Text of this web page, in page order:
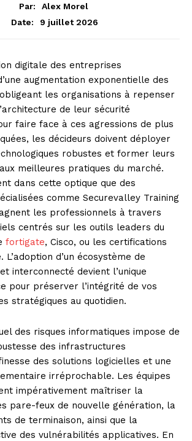
Par:
Alex Morel
Date:
9 juillet 2026
digitale des entreprises
augmentation exponentielle des
les organisations à repenser
de leur sécurité
faire face à ces agressions de plus
les décideurs doivent déployer
robustes et former leurs
meilleures pratiques du marché.
dans cette optique que des
comme Securevalley Training
les professionnels à travers
centrés sur les outils leaders du
fortigate, Cisco, ou les certifications
L’adoption d’un écosystème de
interconnecté devient l’unique
pour préserver l’intégrité de vos
stratégiques au quotidien.
des risques informatiques impose de
des infrastructures
des solutions logicielles et une
irréprochable. Les équipes
impérativement maîtriser la
pare-feux de nouvelle génération, la
de terminaison, ainsi que la
des vulnérabilités applicatives. En